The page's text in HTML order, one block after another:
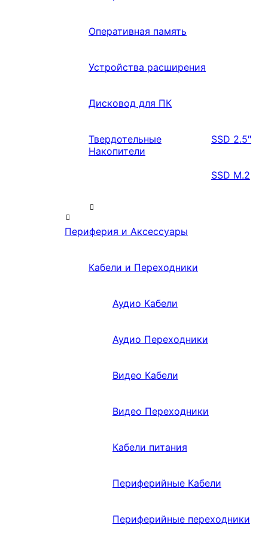
Оперативная память
Устройства расширения
Дисковод для ПК
Твердотельные
Накопители
SSD 2.5″
SSD M.2
Периферия и Аксессуары
Кабели и Переходники
Аудио Кабели
Аудио Переходники
Видео Кабели
Видео Переходники
Кабели питания
Периферийные Кабели
Периферийные переходники